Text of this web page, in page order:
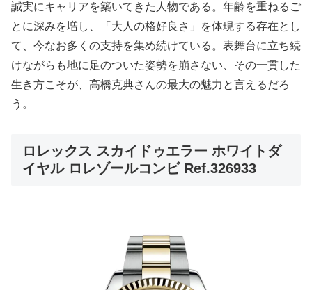
誠実にキャリアを築いてきた人物である。年齢を重ねるご
とに深みを増し、「大人の格好良さ」を体現する存在とし
て、今なお多くの支持を集め続けている。表舞台に立ち続
けながらも地に足のついた姿勢を崩さない、その一貫した
生き方こそが、高橋克典さんの最大の魅力と言えるだろ
う。
ロレックス スカイドゥエラー ホワイトダ
イヤル ロレゾールコンビ Ref.326933